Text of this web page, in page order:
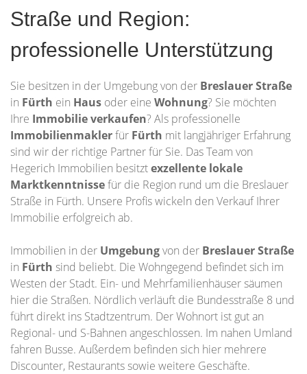
Straße und Region:
professionelle Unterstützung
Sie besitzen in der Umgebung von der Breslauer Straße
in Fürth ein Haus oder eine Wohnung? Sie möchten
Ihre Immobilieverkaufen? Als professionelle
Immobilienmaklerfür Fürth mit langjähriger Erfahrung
sind wir der richtige Partner für Sie. Das Team von
Hegerich Immobilien besitztexzellente lokale
Marktkenntnissefür die Region rund um die Breslauer
Straße in Fürth. Unsere Profis wickeln den Verkauf Ihrer
Immobilie erfolgreich ab.
Immobilien in der Umgebungvon der Breslauer Straße
in Fürth sind beliebt. Die Wohngegend befindet sich im
Westen der Stadt. Ein- und Mehrfamilienhäuser säumen
hier die Straßen. Nördlich verläuft die Bundesstraße 8 und
führt direkt ins Stadtzentrum. Der Wohnort ist gut an
Regional- und S-Bahnen angeschlossen. Im nahen Umland
fahren Busse. Außerdem befinden sich hier mehrere
Discounter, Restaurants sowie weitere Geschäfte.